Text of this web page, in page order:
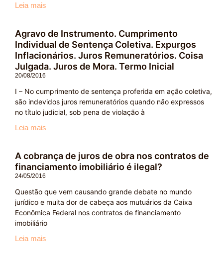
Leia mais
Agravo de Instrumento. Cumprimento
Individual de Sentença Coletiva. Expurgos
Inflacionários. Juros Remuneratórios. Coisa
Julgada. Juros de Mora. Termo Inicial
20/08/2016
I – No cumprimento de sentença proferida em ação coletiva,
são indevidos juros remuneratórios quando não expressos
no título judicial, sob pena de violação à
Leia mais
A cobrança de juros de obra nos contratos de
financiamento imobiliário é ilegal?
24/05/2016
Questão que vem causando grande debate no mundo
jurídico e muita dor de cabeça aos mutuários da Caixa
Econômica Federal nos contratos de financiamento
imobiliário
Leia mais